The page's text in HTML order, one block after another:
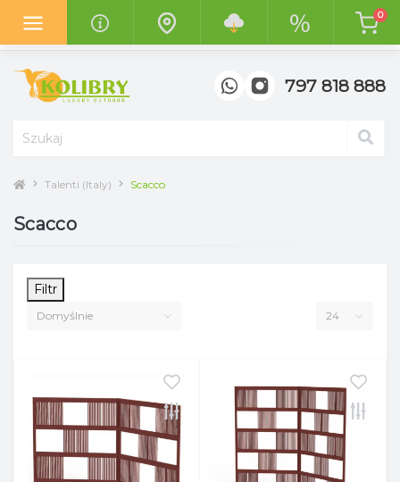
Z radością informujemy o otwarciunowego salonu "Kolibry
Garden"
w centrum handlowym "Top Meble" w Poznaniu.
0
797 818 888
Talenti (Italy) Scacco
Scacco
Filtr